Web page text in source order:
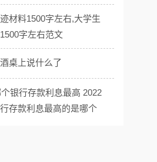
材料1500字左右,大学生
字左右范文
桌上说什么了
银行存款利息最高 2022
存款利息最高的是哪个